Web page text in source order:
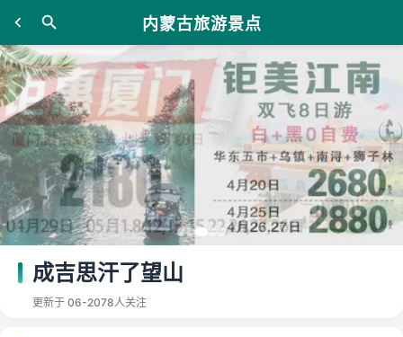
内蒙古旅游景点
成吉思汗了望山
更新于 06-2078人关注